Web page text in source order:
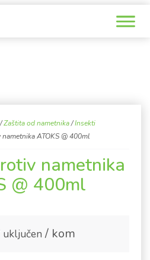
Zaštita od nametnika/Insekti
ATOKS @ 400ml
nametnika
@ 400ml
uključen / kom